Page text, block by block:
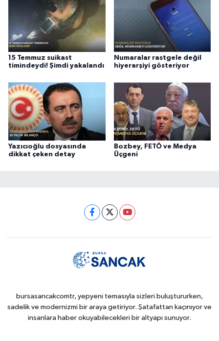
15 Temmuz suikast
timindeydi! Şimdi yakalandı
Numaralar rastgele değil
hiyerarşiyi gösteriyor
Yazıcıoğlu dosyasında
dikkat çeken detay
Bozbey, FETÖ ve Medya
Üçgeni
bursasancakcomtr, yepyeni temasıyla sizleri buluştururken,
sadelik ve modernizmi bir araya getiriyor. Şatafattan kaçınıyor ve
insanlara haber okuyabilecekleri bir altyapı sunuyor.